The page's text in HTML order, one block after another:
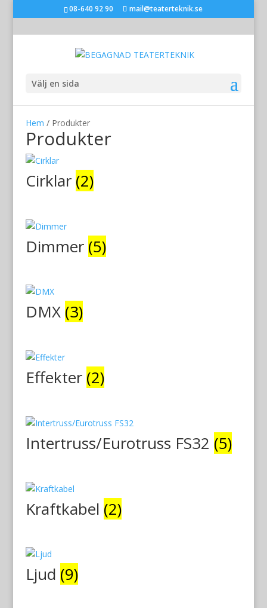
08-640 92 90 mail@teaterteknik.se
Välj en sida
Hem / Produkter
Produkter
Cirklar (2)
Dimmer (5)
DMX (3)
Effekter (2)
Intertruss/Eurotruss FS32 (5)
Kraftkabel (2)
Ljud (9)